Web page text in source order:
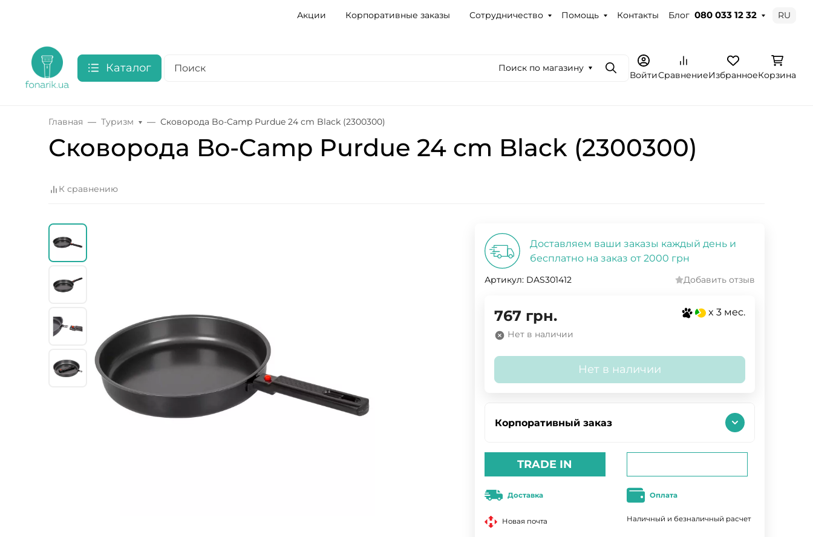
Акции Корпоративные заказы Сотрудничество Помощь Контакты Блог 080 033 12 32 RU
Каталог Поиск по магазину
ПоискВойтиСравнениеИзбранноеКорзина
Главная Туризм Сковорода Bo-Camp Purdue 24 cm Black (2300300)
Сковорода Bo-Camp Purdue 24 cm Black (2300300)
К сравнению
Доставляем ваши заказы каждый день и
бесплатно на заказ от 2000 грн
Артикул: DAS301412 Добавить отзыв
767 грн. x 3 мес.
Нет в наличии
Нет в наличии
Корпоративный заказ
TRADE IN
Доставка
Новая почта
Оплата
Наличный и безналичный расчет